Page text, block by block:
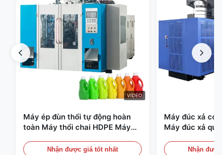
VIDEO
Máy ép đùn thổi tự động hoàn
toàn Máy thổi chai HDPE Máy
Nhận được giá tốt nhất
Máy đúc xả có
Máy đúc xả
Nhận